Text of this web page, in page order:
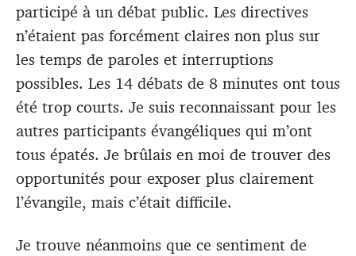
participé à un débat public. Les directives
n’étaient pas forcément claires non plus sur
les temps de paroles et interruptions
possibles. Les 14 débats de 8 minutes ont tous
été trop courts. Je suis reconnaissant pour les
autres participants évangéliques qui m’ont
tous épatés. Je brûlais en moi de trouver des
opportunités pour exposer plus clairement
l’évangile, mais c’était difficile.
Je trouve néanmoins que ce sentiment de